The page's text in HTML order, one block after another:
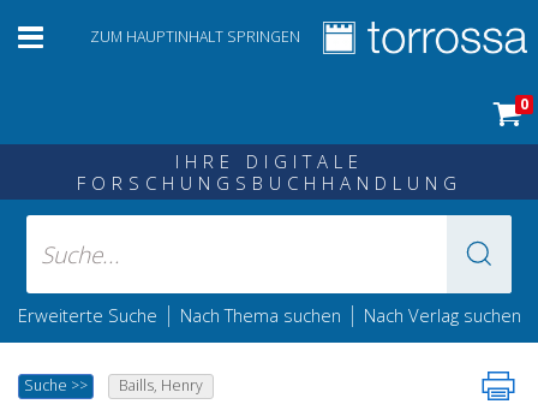
ZUM HAUPTINHALT SPRINGEN
0
IHRE DIGITALE
FORSCHUNGSBUCHHANDLUNG
Erweiterte Suche | Nach Thema suchen | Nach Verlag suchen
Suche >> Baills, Henry